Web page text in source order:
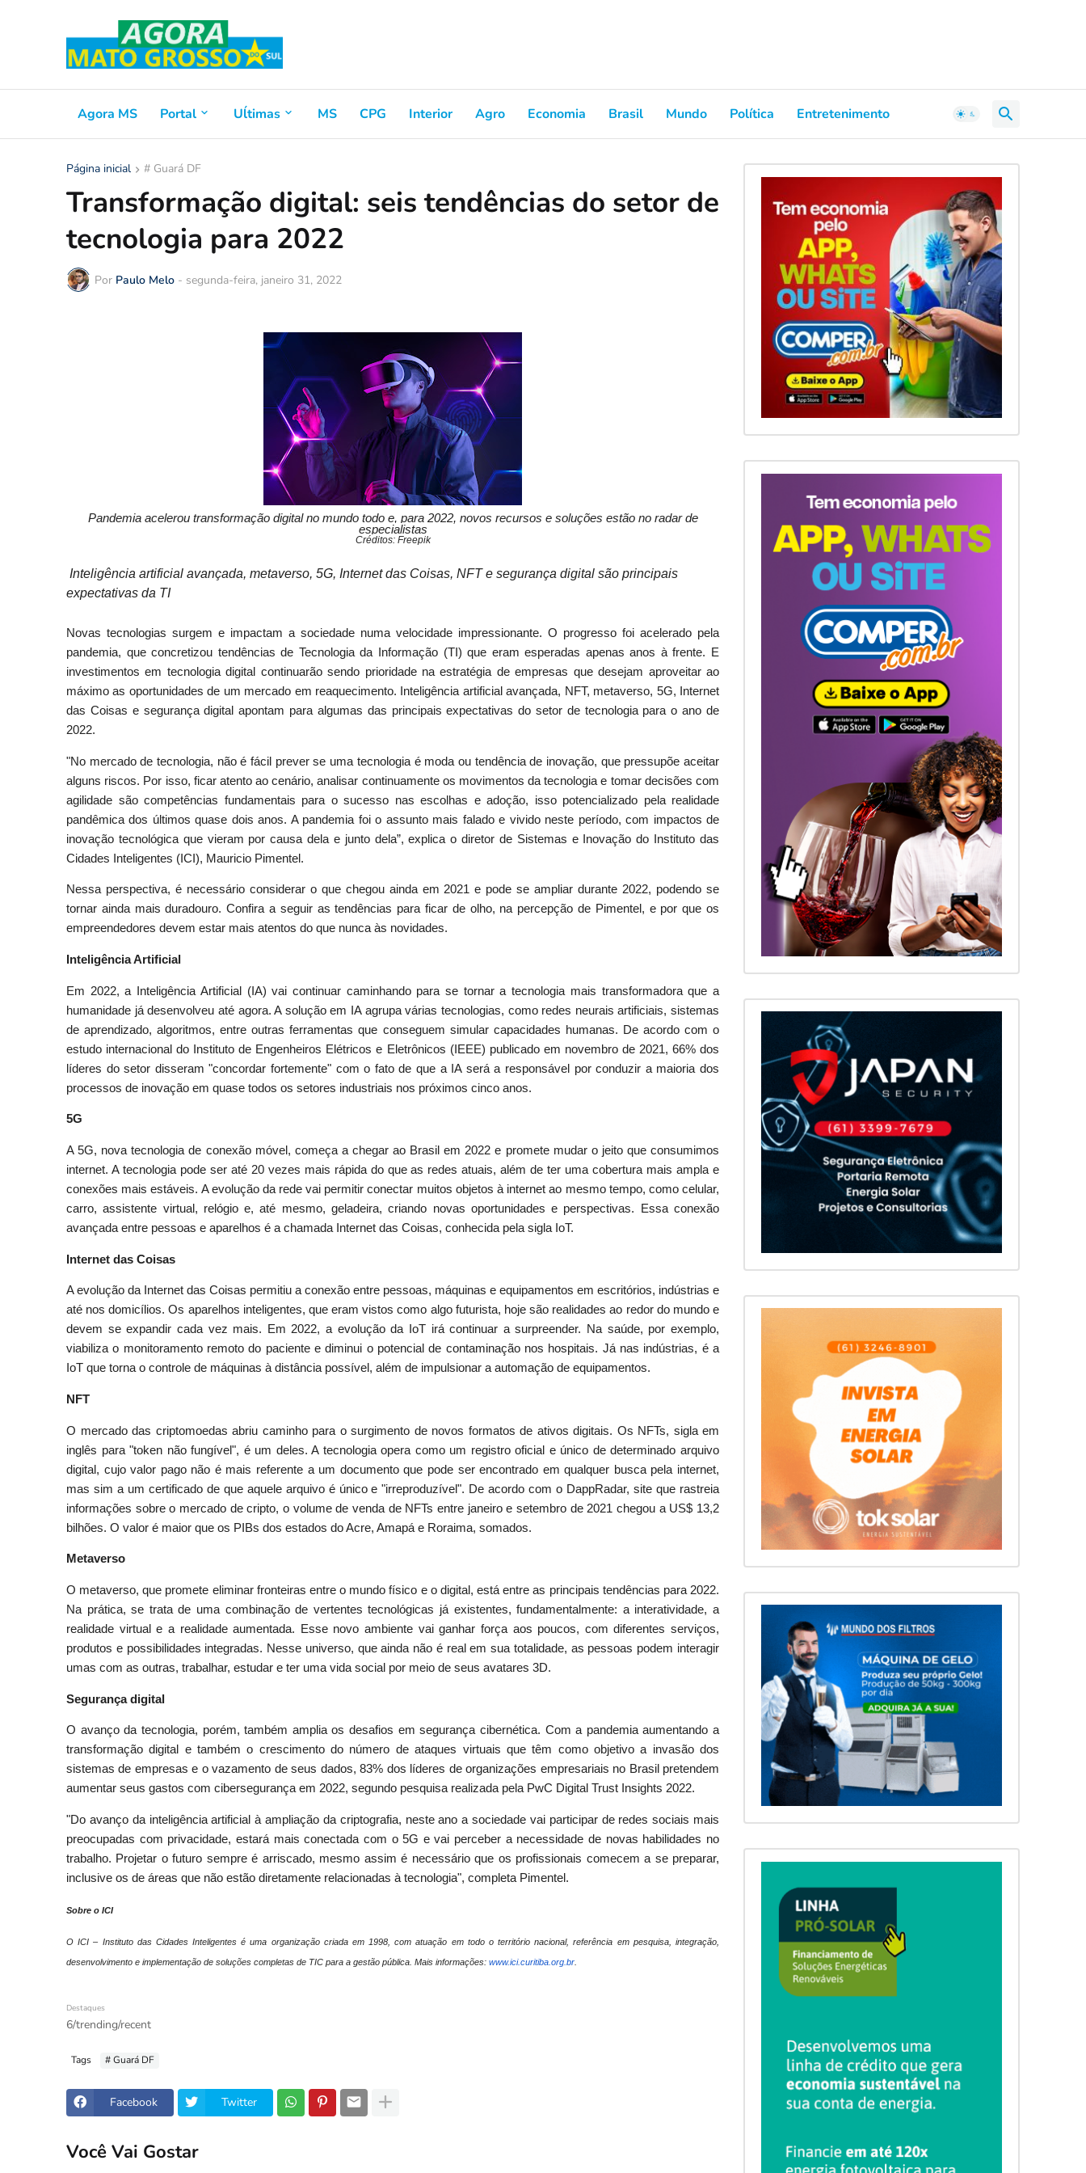
Agora MS Portal Uĺtimas MS CPG Interior Agro Economia Brasil Mundo Política Entretenimento
Página inicial # Guará DF
Transformação digital: seis tendências do setor de
tecnologia para 2022
Por Paulo Melo - segunda-feira, janeiro 31, 2022
Pandemia acelerou transformação digital no mundo todo e, para 2022, novos recursos e soluções estão no radar de
especialistas
Créditos: Freepik
Inteligência artificial avançada, metaverso, 5G, Internet das Coisas, NFT e segurança digital são principais
expectativas da TI
Novas tecnologias surgem e impactam a sociedade numa velocidade impressionante. O progresso foi acelerado pela
pandemia, que concretizou tendências de Tecnologia da Informação (TI) que eram esperadas apenas anos à frente. E
investimentos em tecnologia digital continuarão sendo prioridade na estratégia de empresas que desejam aproveitar ao
máximo as oportunidades de um mercado em reaquecimento. Inteligência artificial avançada, NFT, metaverso, 5G, Internet
das Coisas e segurança digital apontam para algumas das principais expectativas do setor de tecnologia para o ano de
2022.
"No mercado de tecnologia, não é fácil prever se uma tecnologia é moda ou tendência de inovação, que pressupõe aceitar
alguns riscos. Por isso, ficar atento ao cenário, analisar continuamente os movimentos da tecnologia e tomar decisões com
agilidade são competências fundamentais para o sucesso nas escolhas e adoção, isso potencializado pela realidade
pandêmica dos últimos quase dois anos. A pandemia foi o assunto mais falado e vivido neste período, com impactos de
inovação tecnológica que vieram por causa dela e junto dela”, explica o diretor de Sistemas e Inovação do Instituto das
Cidades Inteligentes (ICI), Mauricio Pimentel.
Nessa perspectiva, é necessário considerar o que chegou ainda em 2021 e pode se ampliar durante 2022, podendo se
tornar ainda mais duradouro. Confira a seguir as tendências para ficar de olho, na percepção de Pimentel, e por que os
empreendedores devem estar mais atentos do que nunca às novidades.
Inteligência Artificial
Em 2022, a Inteligência Artificial (IA) vai continuar caminhando para se tornar a tecnologia mais transformadora que a
humanidade já desenvolveu até agora. A solução em IA agrupa várias tecnologias, como redes neurais artificiais, sistemas
de aprendizado, algoritmos, entre outras ferramentas que conseguem simular capacidades humanas. De acordo com o
estudo internacional do Instituto de Engenheiros Elétricos e Eletrônicos (IEEE) publicado em novembro de 2021, 66% dos
líderes do setor disseram "concordar fortemente" com o fato de que a IA será a responsável por conduzir a maioria dos
processos de inovação em quase todos os setores industriais nos próximos cinco anos.
5G
A 5G, nova tecnologia de conexão móvel, começa a chegar ao Brasil em 2022 e promete mudar o jeito que consumimos
internet. A tecnologia pode ser até 20 vezes mais rápida do que as redes atuais, além de ter uma cobertura mais ampla e
conexões mais estáveis. A evolução da rede vai permitir conectar muitos objetos à internet ao mesmo tempo, como celular,
carro, assistente virtual, relógio e, até mesmo, geladeira, criando novas oportunidades e perspectivas. Essa conexão
avançada entre pessoas e aparelhos é a chamada Internet das Coisas, conhecida pela sigla IoT.
Internet das Coisas
A evolução da Internet das Coisas permitiu a conexão entre pessoas, máquinas e equipamentos em escritórios, indústrias e
até nos domicílios. Os aparelhos inteligentes, que eram vistos como algo futurista, hoje são realidades ao redor do mundo e
devem se expandir cada vez mais. Em 2022, a evolução da IoT irá continuar a surpreender. Na saúde, por exemplo,
viabiliza o monitoramento remoto do paciente e diminui o potencial de contaminação nos hospitais. Já nas indústrias, é a
IoT que torna o controle de máquinas à distância possível, além de impulsionar a automação de equipamentos.
NFT
O mercado das criptomoedas abriu caminho para o surgimento de novos formatos de ativos digitais. Os NFTs, sigla em
inglês para "token não fungível", é um deles. A tecnologia opera como um registro oficial e único de determinado arquivo
digital, cujo valor pago não é mais referente a um documento que pode ser encontrado em qualquer busca pela internet,
mas sim a um certificado de que aquele arquivo é único e "irreproduzível". De acordo com o DappRadar, site que rastreia
informações sobre o mercado de cripto, o volume de venda de NFTs entre janeiro e setembro de 2021 chegou a US$ 13,2
bilhões. O valor é maior que os PIBs dos estados do Acre, Amapá e Roraima, somados.
Metaverso
O metaverso, que promete eliminar fronteiras entre o mundo físico e o digital, está entre as principais tendências para 2022.
Na prática, se trata de uma combinação de vertentes tecnológicas já existentes, fundamentalmente: a interatividade, a
realidade virtual e a realidade aumentada. Esse novo ambiente vai ganhar força aos poucos, com diferentes serviços,
produtos e possibilidades integradas. Nesse universo, que ainda não é real em sua totalidade, as pessoas podem interagir
umas com as outras, trabalhar, estudar e ter uma vida social por meio de seus avatares 3D.
Segurança digital
O avanço da tecnologia, porém, também amplia os desafios em segurança cibernética. Com a pandemia aumentando a
transformação digital e também o crescimento do número de ataques virtuais que têm como objetivo a invasão dos
sistemas de empresas e o vazamento de seus dados, 83% dos líderes de organizações empresariais no Brasil pretendem
aumentar seus gastos com cibersegurança em 2022, segundo pesquisa realizada pela PwC Digital Trust Insights 2022.
"Do avanço da inteligência artificial à ampliação da criptografia, neste ano a sociedade vai participar de redes sociais mais
preocupadas com privacidade, estará mais conectada com o 5G e vai perceber a necessidade de novas habilidades no
trabalho. Projetar o futuro sempre é arriscado, mesmo assim é necessário que os profissionais comecem a se preparar,
inclusive os de áreas que não estão diretamente relacionadas à tecnologia", completa Pimentel.
Sobre o ICI
O ICI – Instituto das Cidades Inteligentes é uma organização criada em 1998, com atuação em todo o território nacional, referência em pesquisa, integração,
desenvolvimento e implementação de soluções completas de TIC para a gestão pública. Mais informações: www.ici.curitiba.org.br
Destaques
6/trending/recent
Tags # Guará DF
Facebook Twitter
Você Vai Gostar